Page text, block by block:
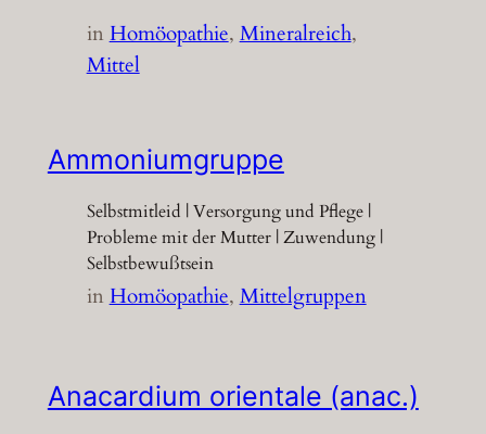
inHomöopathie, Mineralreich
Mittel
Ammoniumgruppe
Selbstmitleid | Versorgung und Pflege |
Probleme mit der Mutter | Zuwendung |
Selbstbewußtsein
inHomöopathie, Mittelgruppen
Anacardium orientale (anac.)